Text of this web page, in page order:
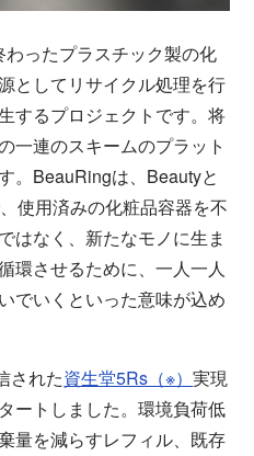
わったプラスチック製の化
としてリサイクル処理を行
するプロジェクトです。将
一連のスキームのプラット
。BeauRingは、Beautyと
使用済みの化粧品容器を不
はなく、新たなモノに生ま
環させるために、一人一人
でいくといった意味が込め
された資生堂5Rs（※）実現
ートしました。環境負荷低
量を減らすレフィル、既存